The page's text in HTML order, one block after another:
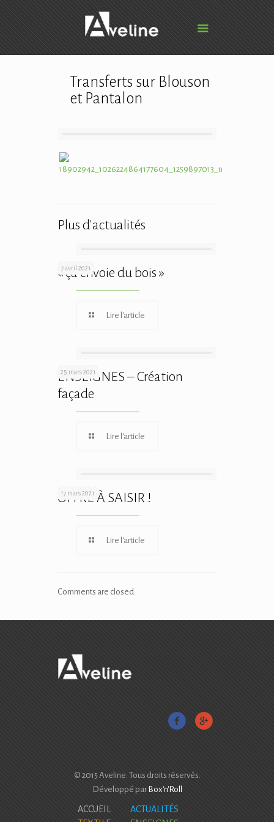
Transferts sur Blouson
et Pantalon
Plus d'actualités
7 avril 2021
« ça envoie du bois »
Lire l'article
25 mars 2021
ENSEIGNES – Création
façade
Lire l'article
17 mars 2021
OFFRE À SAISIR !
Lire l'article
Comments are closed.
© 2015 Aveline. Tous droits réservés.
Développé par Box'n'Roll
ACCUEIL
ACTUALITÉS